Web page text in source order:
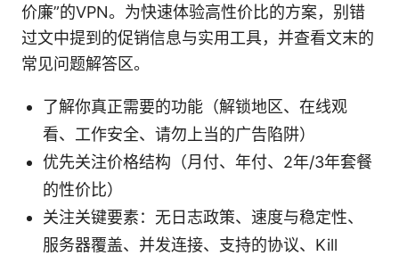
价廉”的VPN。为快速体验高性价比的方案，别错
过文中提到的促销信息与实用工具，并查看文末的
常见问题解答区。
了解你真正需要的功能（解锁地区、在线观
看、工作安全、请勿上当的广告陷阱）
优先关注价格结构（月付、年付、2年/3年套餐
的性价比）
关注关键要素：无日志政策、速度与稳定性、
服务器覆盖、并发连接、支持的协议、Kill